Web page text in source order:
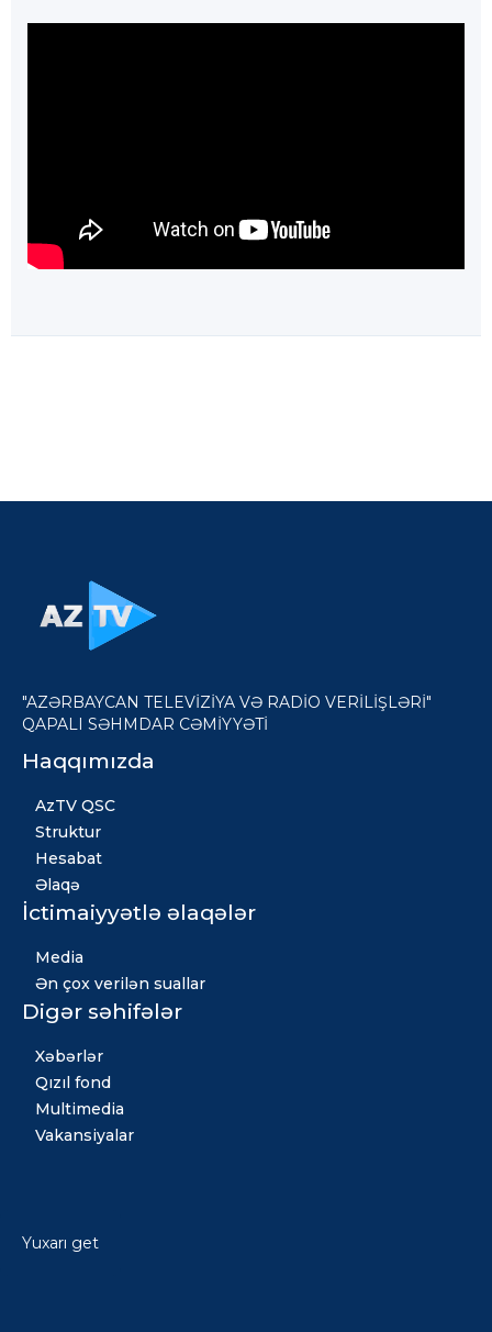
"AZƏRBAYCAN TELEVİZİYA VƏ RADİO VERİLİŞLƏRİ"
QAPALI SƏHMDAR CƏMİYYƏTİ
Haqqımızda
AzTV QSC
Struktur
Hesabat
Əlaqə
İctimaiyyətlə əlaqələr
Media
Ən çox verilən suallar
Digər səhifələr
Xəbərlər
Qızıl fond
Multimedia
Vakansiyalar
Yuxarı get